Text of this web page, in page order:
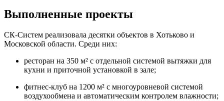
Выполненные проекты
СК-Систем реализовала десятки объектов в Хотьково и
Московской области. Среди них:
ресторан на 350 м² с отдельной системой вытяжки для
кухни и приточной установкой в зале;
фитнес-клуб на 1200 м² с многоуровневой системой
воздухообмена и автоматическим контролем влажности;